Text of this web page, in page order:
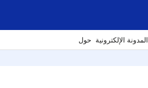
المدونة الإلكترونية حول